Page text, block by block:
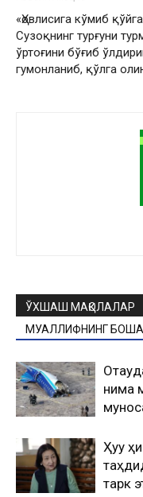
«Ҳовлисига кўмиб
Сузоқнинг турғуни
ўртоғини бўғиб
гумонланиб, қўлга
ЎХШАШ МАҚОЛАЛАР
МУАЛЛИФНИНГ
нима
Ҳуқуқ
тарк